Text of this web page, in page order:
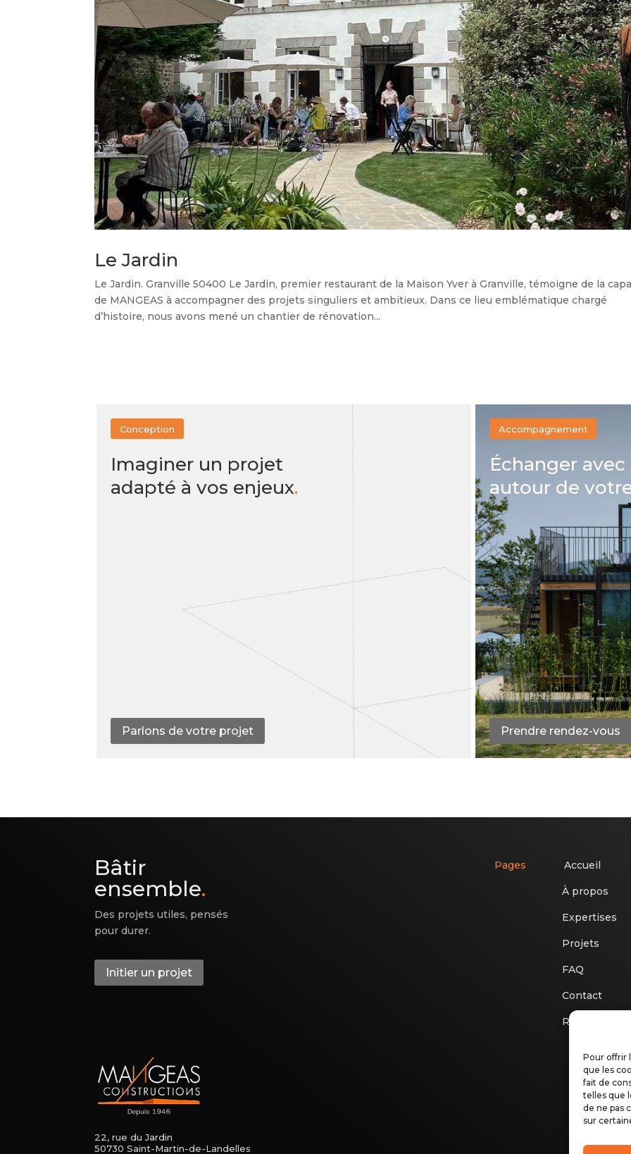
Pour offrir
que les
fait de
telles que
de ne pas
sur
Le Jardin
Le Jardin. Granville 50400​ Le Jardin, premier restaurant de la Maison Yver à Granville, témoigne de la
de MANGEAS à accompagner des projets singuliers et ambitieux. Dans ce lieu emblématique chargé
d’histoire, nous avons mené un chantier de rénovation...
Conception
Imaginer un projet
adapté à vos enjeux.
Parlons de votre projet
Accompagnement
Échanger
autour de
Prendre rendez-vous
Bâtir
ensemble.
Des projets utiles, pensés
pour durer.
Initier un projet
Pages Accueil
À propos
Expertises
Projets
FAQ
Contact
Recrutement
22, rue du Jardin
50730 Saint-Martin-de-Landelles